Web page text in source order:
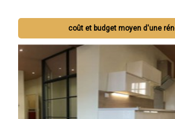
coût et budget moyen d'une